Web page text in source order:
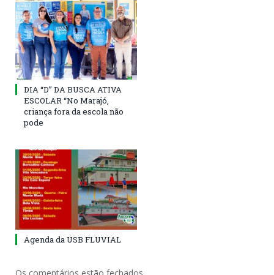
DIA “D” DA BUSCA ATIVA
ESCOLAR “No Marajó,
criança fora da escola não
pode
Agenda da USB FLUVIAL
Os comentários estão fechados.